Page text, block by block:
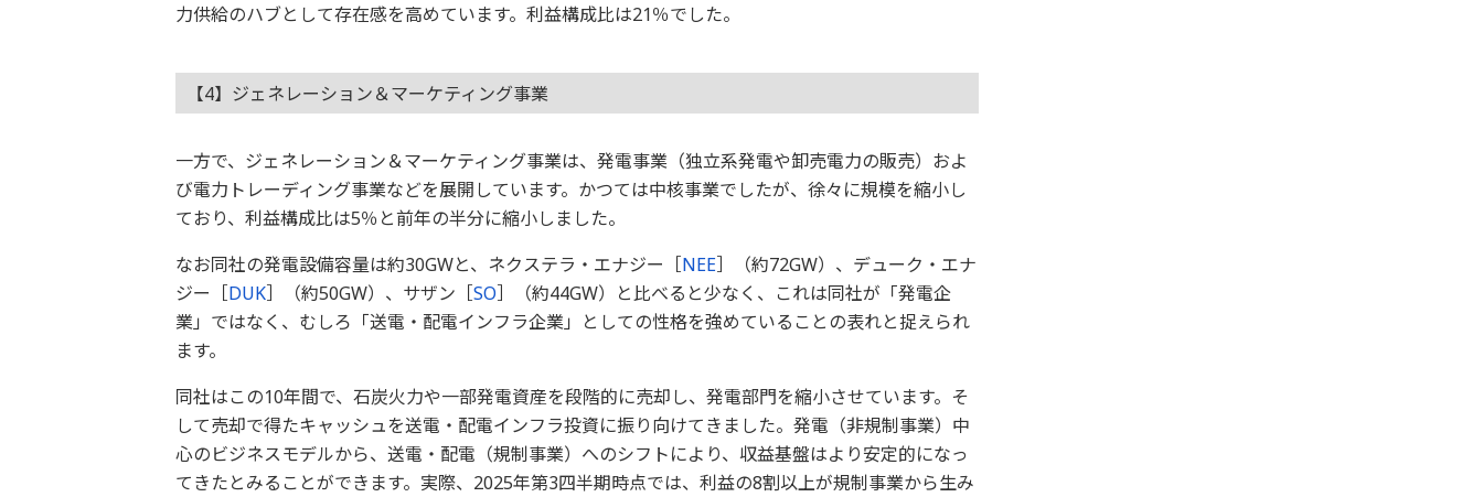
力供給のハブとして存在感を高めています。利益構成比は21％でした。
【4】ジェネレーション＆マーケティング事業
一方で、ジェネレーション＆マーケティング事業は、発電事業（独立系発電や卸売電力の販売）およ
び電力トレーディング事業などを展開しています。かつては中核事業でしたが、徐々に規模を縮小し
ており、利益構成比は5％と前年の半分に縮小しました。
なお同社の発電設備容量は約30GWと、ネクステラ・エナジー［NEE］（約72GW）、デューク・エナ
ジー［DUK］（約50GW）、サザン［SO］（約44GW）と比べると少なく、これは同社が「発電企
業」ではなく、むしろ「送電・配電インフラ企業」としての性格を強めていることの表れと捉えられ
ます。
同社はこの10年間で、石炭火力や一部発電資産を段階的に売却し、発電部門を縮小させています。そ
して売却で得たキャッシュを送電・配電インフラ投資に振り向けてきました。発電（非規制事業）中
心のビジネスモデルから、送電・配電（規制事業）へのシフトにより、収益基盤はより安定的になっ
てきたとみることができます。実際、2025年第3四半期時点では、利益の8割以上が規制事業から生み